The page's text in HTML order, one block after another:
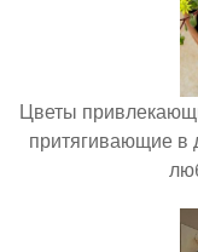
Цветы
притягивающие